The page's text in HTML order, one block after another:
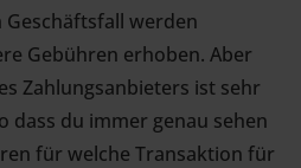
Geschäftsfall werden
Gebühren erhoben. Aber
Zahlungsanbieters ist sehr
dass du immer genau sehen
für welche Transaktion für